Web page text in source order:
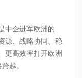
中企进军欧洲的
源、战略协同、稳
更高效率打开欧洲
越。